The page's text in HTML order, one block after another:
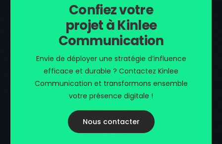
Confiez votre
projet à Kinlee
Communication
Envie de déployer une stratégie d’influence
efficace et durable ? Contactez Kinlee
Communication et transformons ensemble
votre présence digitale !
Nous contacter